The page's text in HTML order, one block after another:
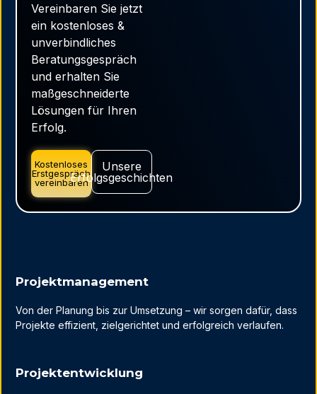
Vereinbaren Sie jetzt
ein kostenloses &
unverbindliches
Beratungsgespräch
und erhalten Sie
maßgeschneiderte
Lösungen für Ihren
Erfolg.
Kostenloses
Erstgespräch
vereinbaren
Unsere
Erfolgsgeschichten
Projektmanagement
Von der Planung bis zur Umsetzung – wir sorgen dafür, dass
Projekte effizient, zielgerichtet und erfolgreich verlaufen.
Projektentwicklung